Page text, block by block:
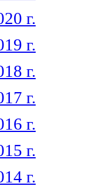
г.
г.
г.
г.
г.
г.
г.